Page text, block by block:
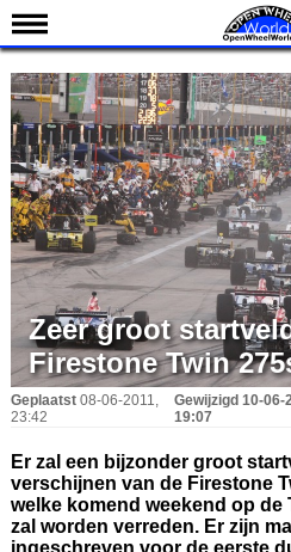
Nieuws
Kalender
Uitslagen
Standen
Coureurs
Teams
IndyCar 101
Indy 500
English
Zeer groot
Firestone Twin
Geplaatst 08-06-2011,
23:42
Gewijzigd 10-06-
19:07
Er zal een bijzonder groot
verschijnen van de Firestone
welke komend weekend op de
zal worden verreden. Er zijn
ingeschreven voor de eerste